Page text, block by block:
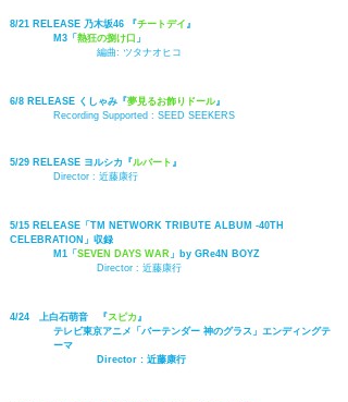
8/21 RELEASE 乃木坂46 『チートデイ 』
M3「 熱狂の捌け口 」
編曲: ツタナオヒコ
6/8 RELEASE くしゃみ『夢見るお飾りドール』
Recording Supported : SEED SEEKERS
5/29 RELEASE ヨルシカ『ルバート 』
Director : 近藤康行
5/15 RELEASE「 TM NETWORK TRIBUTE ALBUM -40TH
CELEBRATION 」収録
M1「 SEVEN DAYS WAR 」by GRe4N BOYZ
Director : 近藤康行
4/24 上白石萌音 『スピカ 』
テレビ東京アニメ「バーテンダー 神のグラス」エンディングテ
ーマ
Director : 近藤康行